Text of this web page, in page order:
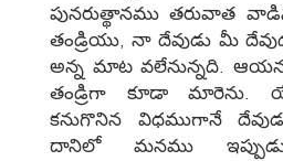
పునరుత్థానము తరువాత
తండ్రియు, నా దేవుడు మీ
అన్న మాట వలేనున్నది. ఆయన
తండ్రిగా కూడా మారెను.
కనుగొనిన విధముగానే
దానిలో మనము